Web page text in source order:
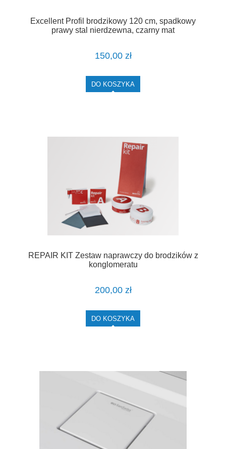
Excellent Profil brodzikowy 120 cm, spadkowy
prawy stal nierdzewna, czarny mat
150,00 zł
DO KOSZYKA
REPAIR KIT Zestaw naprawczy do brodzików z
konglomeratu
200,00 zł
DO KOSZYKA